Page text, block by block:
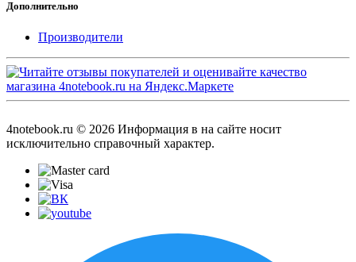
Дополнительно
Производители
4notebook.ru © 2026 Информация в на сайте носит
исключительно справочный характер.